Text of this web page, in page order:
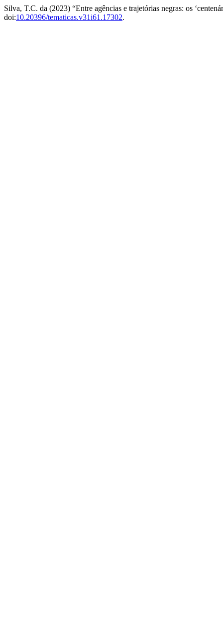
Silva, T.C. da (2023) “Entre agências e trajetórias negras: os
doi:10.20396/tematicas.v31i61.17302.